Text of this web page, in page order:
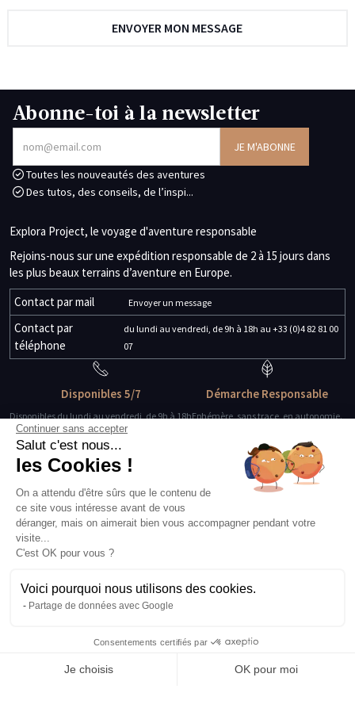
Abonne-toi à la newsletter
Toutes les nouveautés des aventures
Des tutos, des conseils, de l’inspi...
Explora Project, le voyage d'aventure responsable
Rejoins-nous sur une expédition responsable de 2 à 15 jours dans
les plus beaux terrains d’aventure en Europe.
Contact par mail
Envoyer un message
Contact par
téléphone
du lundi au vendredi, de 9h à 18h au +33 (0)4 82 81 00
07
Disponibles 5/7
Disponibles du lundi au vendredi, de 9h à 18h
Des guides-explorateurs
Démarche Responsable
Ephémère, sans trace, en autonomie.
Matériel de qualité
Testé, éprouvé, certifié.
À propos
Conditions générales de vente
Conditions générales d'utilisation
Services
Continuer sans accepter
Salut c'est nous...
les Cookies !
On a attendu d'être sûrs que le contenu de
ce site vous intéresse avant de vous
déranger, mais on aimerait bien vous accompagner pendant votre
visite...
C'est OK pour vous ?
Voici pourquoi nous utilisons des cookies.
Partage de données avec Google
Consentements certifiés par
Je choisis
OK pour moi